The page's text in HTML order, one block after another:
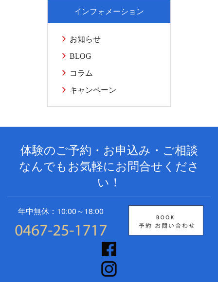
インフォメーション
お知らせ
BLOG
コラム
キャンペーン
体験のご予約・お申込み・ご相談
なんでもお気軽にお問合せくださ
い！
年中無休：10:00～18:00